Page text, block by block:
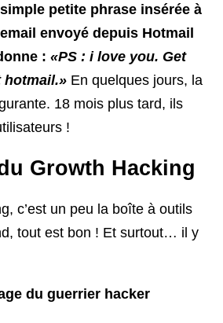
petite phrase insérée à
envoyé depuis Hotmail
: «PS : i love you. Get
hotmail.» En quelques jours, la
18 mois plus tard, ils
!
Growth Hacking
c’est un peu la boîte à outils
tout est bon ! Et surtout… il y
du guerrier hacker